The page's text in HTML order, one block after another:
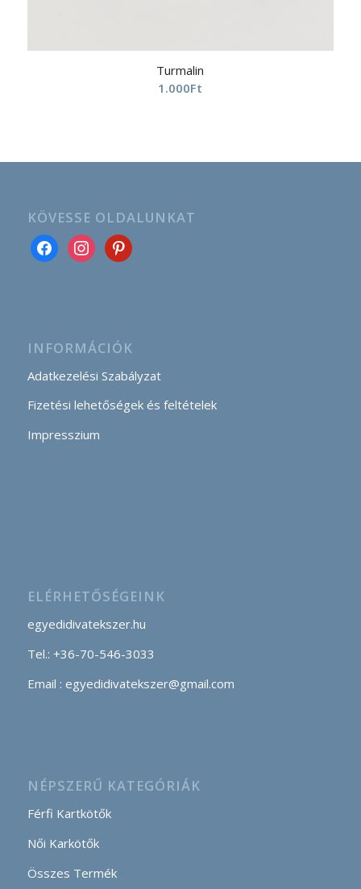
Turmalin
1.000Ft
KÖVESSE OLDALUNKAT
INFORMÁCIÓK
Adatkezelési Szabályzat
Fizetési lehetőségek és feltételek
Impresszium
ELÉRHETŐSÉGEINK
egyedidivatekszer.hu
Tel.: +36-70-546-3033
Email : egyedidivatekszer@gmail.com
NÉPSZERŰ KATEGÓRIÁK
Férfi Kartkötők
Női Karkötők
Összes Termék